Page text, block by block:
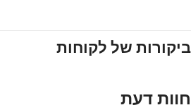
ביקורות של לקוחות
חוות דעת